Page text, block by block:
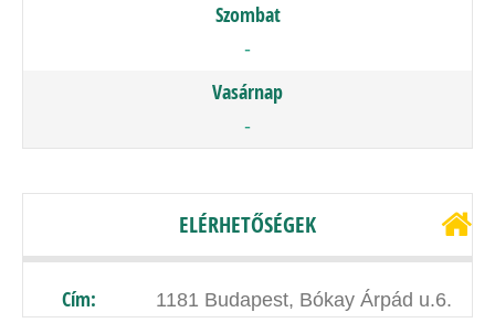
Szombat
-
Vasárnap
-
ELÉRHETŐSÉGEK
Cím: 1181 Budapest, Bókay Árpád u.6.